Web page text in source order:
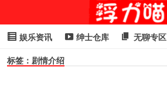
娱乐资讯 绅士仓库 无聊专区
浮力GIF 明星头条
标签：剧情介绍